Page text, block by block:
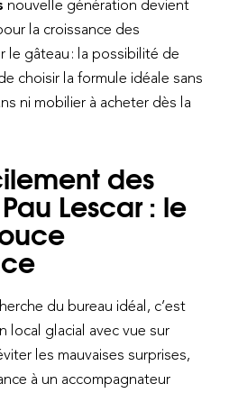
nouvelle génération devient
la croissance des
le gâteau : la possibilité de
choisir la formule idéale sans
ni mobilier à acheter dès la
des
Lescar : le
du bureau idéal, c’est
local glacial avec vue sur
les mauvaises surprises,
à un accompagnateur